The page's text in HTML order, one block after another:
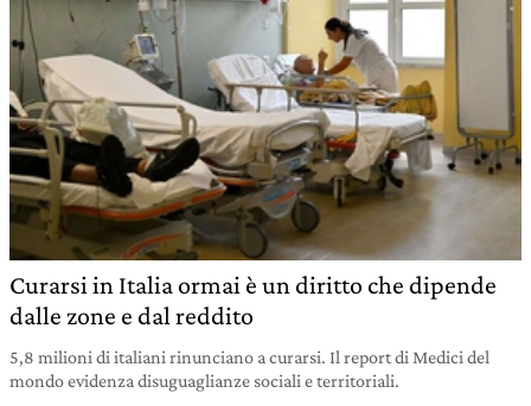
Curarsi in Italia ormai è un diritto che dipende
dalle zone e dal reddito
5,8 milioni di italiani rinunciano a curarsi. Il report di Medici del
mondo evidenza disuguaglianze sociali e territoriali.